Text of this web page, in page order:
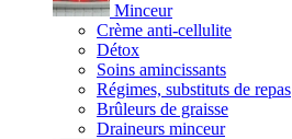
Minceur
Crème anti-cellulite
Détox
Soins amincissants
Régimes, substituts de repas
Brûleurs de graisse
Draineurs minceur